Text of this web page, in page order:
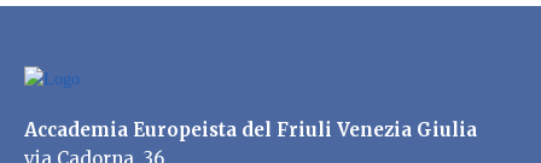
Accademia Europeista del Friuli Venezia Giulia